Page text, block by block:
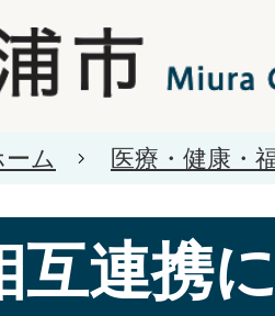
ーム 医療・健康・
互連携